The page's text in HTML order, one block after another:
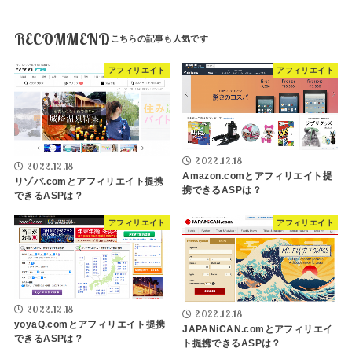
RECOMMEND
アフィリエイト
2022.12.18
リゾバ.comとアフィリエイト提携
できるASPは？
アフィリエイト
2022.12.18
Amazon.comとアフィリエイト提
携できるASPは？
アフィリエイト
2022.12.18
yoyaQ.comとアフィリエイト提携
できるASPは？
アフィリエイト
2022.12.18
JAPANiCAN.comとアフィリエイ
ト提携できるASPは？